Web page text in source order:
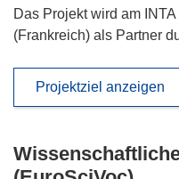
Das Projekt wird am
(Frankreich) als Partner
Projektziel anzeigen